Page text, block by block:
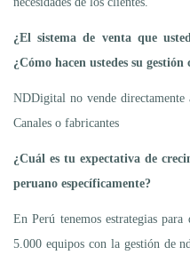
¿El sistema de venta que
¿Cómo hacen ustedes su gestión
NDDigital no vende
Canales o fabricantes
¿Cuál es tu expectativa de
peruano específicamente?
En Perú tenemos estrategias
5.000 equipos con la gestión de